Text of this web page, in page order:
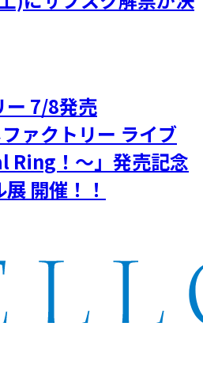
ー 7/8発売
ァクトリー ライブ
Ring！～」発売記念
開催！！